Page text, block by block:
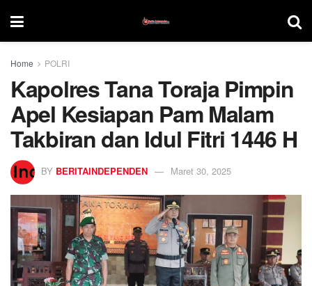
Home POLRI
Kapolres Tana Toraja Pimpin
Apel Kesiapan Pam Malam
Takbiran dan Idul Fitri 1446 H
BY BERITAINDEPENDEN Maret 30, 2025